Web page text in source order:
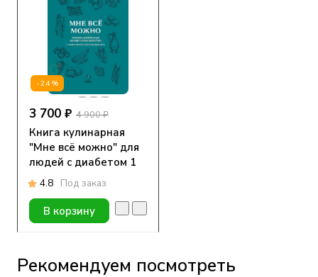
-24%
3 700 ₽ 4 900 ₽
Книга кулинарная
"Мне всё можно" для
людей с диабетом 1
типа
4.8 Под заказ
В корзину
Рекомендуем посмотреть